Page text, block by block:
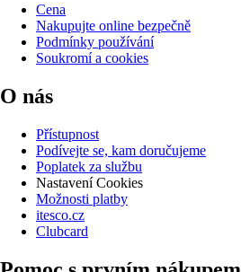
Cena
Nakupujte online bezpečně
Podmínky používání
Soukromí a cookies
O nás
Přístupnost
Podívejte se, kam doručujeme
Poplatek za službu
Nastavení Cookies
Možnosti platby
itesco.cz
Clubcard